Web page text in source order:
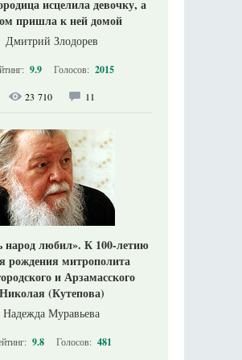
исцелила девочку, а
пришла к ней домой
Дмитрий Злодорев
9.9 Голосов: 2015
23 710 11
народ любил». К 100-летию
рождения митрополита
и Арзамасского
Николая (Кутепова)
Надежда Муравьева
9.8 Голосов: 481